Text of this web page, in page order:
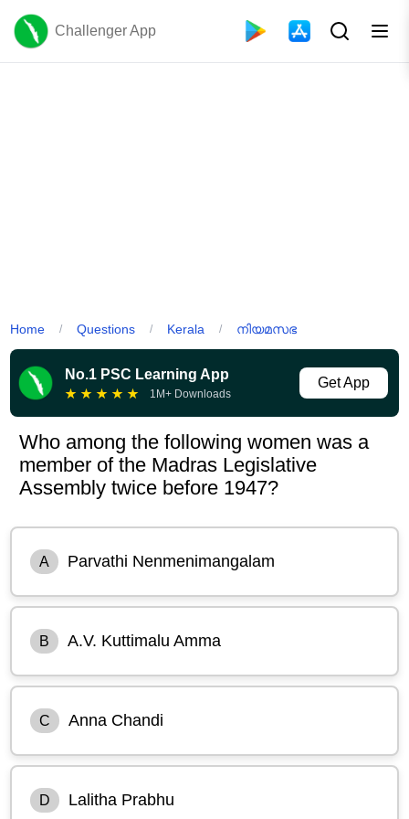
Challenger App
Home / Questions / Kerala / നിയമസഭ
No.1 PSC Learning App
★ ★ ★ ★ ★ 1M+ Downloads
Get App
Who among the following women was a
member of the Madras Legislative
Assembly twice before 1947?
A Parvathi Nenmenimangalam
B A.V. Kuttimalu Amma
C Anna Chandi
D Lalitha Prabhu